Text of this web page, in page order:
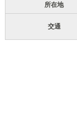
所在地
交通